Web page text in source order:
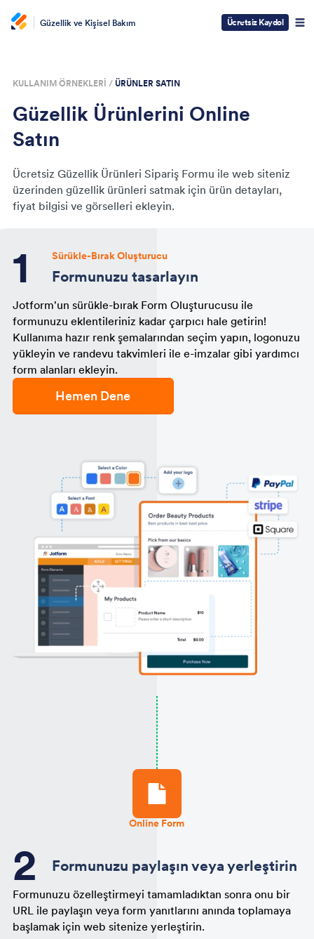
Güzellik ve Kişisel Bakım Ücretsiz Kaydol
KULLANIM ÖRNEKLERI /ÜRÜNLER SATIN
Güzellik Ürünlerini Online
Satın
Ücretsiz Güzellik Ürünleri Sipariş Formu ile web siteniz
üzerinden güzellik ürünleri satmak için ürün detayları,
fiyat bilgisi ve görselleri ekleyin.
Sürükle-Bırak Oluşturucu
Formunuzu tasarlayın
Jotform'un sürükle-bırak Form Oluşturucusu ile
formunuzu eklentileriniz kadar çarpıcı hale getirin!
Kullanıma hazır renk şemalarından seçim yapın, logonuzu
yükleyin ve randevu takvimleri ile e-imzalar gibi yardımcı
form alanları ekleyin.
Hemen Dene
Online Form
Formunuzu paylaşın veya yerleştirin
Formunuzu özelleştirmeyi tamamladıktan sonra onu bir
URL ile paylaşın veya form yanıtlarını anında toplamaya
başlamak için web sitenize yerleştirin.